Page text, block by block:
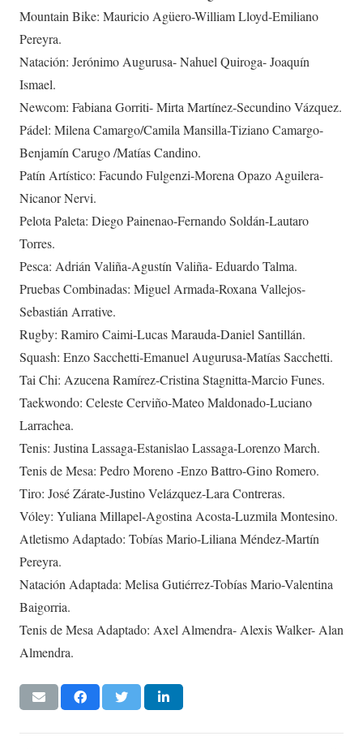
Mountain Bike: Mauricio Agüero-William Lloyd-Emiliano
Pereyra.
Natación: Jerónimo Augurusa- Nahuel Quiroga- Joaquín
Ismael.
Newcom: Fabiana Gorriti- Mirta Martínez-Secundino Vázquez.
Pádel: Milena Camargo/Camila Mansilla-Tiziano Camargo-
Benjamín Carugo /Matías Candino.
Patín Artístico: Facundo Fulgenzi-Morena Opazo Aguilera-
Nicanor Nervi.
Pelota Paleta: Diego Painenao-Fernando Soldán-Lautaro
Torres.
Pesca: Adrián Valiña-Agustín Valiña- Eduardo Talma.
Pruebas Combinadas: Miguel Armada-Roxana Vallejos-
Sebastián Arrative.
Rugby: Ramiro Caimi-Lucas Marauda-Daniel Santillán.
Squash: Enzo Sacchetti-Emanuel Augurusa-Matías Sacchetti.
Tai Chi: Azucena Ramírez-Cristina Stagnitta-Marcio Funes.
Taekwondo: Celeste Cerviño-Mateo Maldonado-Luciano
Larrachea.
Tenis: Justina Lassaga-Estanislao Lassaga-Lorenzo March.
Tenis de Mesa: Pedro Moreno -Enzo Battro-Gino Romero.
Tiro: José Zárate-Justino Velázquez-Lara Contreras.
Vóley: Yuliana Millapel-Agostina Acosta-Luzmila Montesino.
Atletismo Adaptado: Tobías Mario-Liliana Méndez-Martín
Pereyra.
Natación Adaptada: Melisa Gutiérrez-Tobías Mario-Valentina
Baigorria.
Tenis de Mesa Adaptado: Axel Almendra- Alexis Walker- Alan
Almendra.